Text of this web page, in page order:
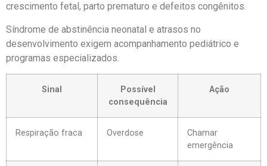
crescimento fetal, parto prematuro e defeitos congênitos.
Síndrome de abstinência neonatal e atrasos no
desenvolvimento exigem acompanhamento pediátrico e
programas especializados.
Sinal
Possível
consequência
Ação
Respiração fraca Overdose
Chamar
emergência